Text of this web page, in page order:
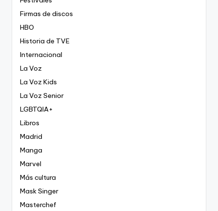
Firmas de discos
HBO
Historia de TVE
Internacional
La Voz
La Voz Kids
La Voz Senior
LGBTQIA+
Libros
Madrid
Manga
Marvel
Más cultura
Mask Singer
Masterchef